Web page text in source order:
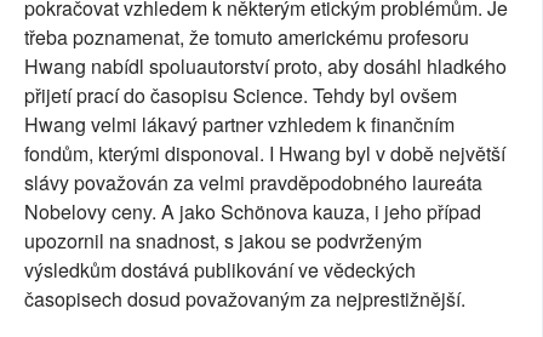
pokračovat vzhledem k některým etickým problémům. Je
třeba poznamenat, že tomuto americkému profesoru
Hwang nabídl spoluautorství proto, aby dosáhl hladkého
přijetí prací do časopisu Science. Tehdy byl ovšem
Hwang velmi lákavý partner vzhledem k finančním
fondům, kterými disponoval. I Hwang byl v době největší
slávy považován za velmi pravděpodobného laureáta
Nobelovy ceny. A jako Schönova kauza, i jeho případ
upozornil na snadnost, s jakou se podvrženým
výsledkům dostává publikování ve vědeckých
časopisech dosud považovaným za nejprestižnější.